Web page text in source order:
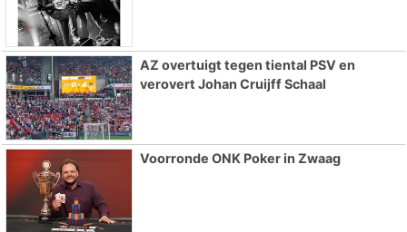
AZ overtuigt tegen tiental PSV en
verovert Johan Cruijff Schaal
Voorronde ONK Poker in Zwaag